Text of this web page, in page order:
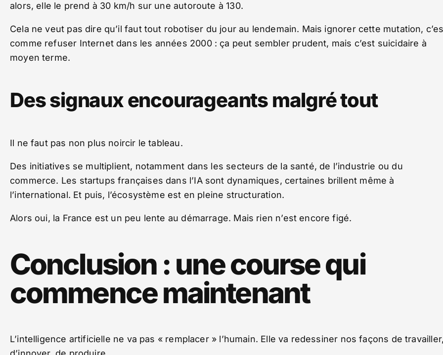
alors, elle le prend à 30 km/h sur une autoroute à 130.
Cela ne veut pas dire qu’il faut tout robotiser du jour au lendemain. Mais ignorer cette mutation,
comme refuser Internet dans les années 2000 : ça peut sembler prudent, mais c’est suicidaire à
moyen terme.
Des signaux encourageants malgré tout
Il ne faut pas non plus noircir le tableau.
Des initiatives se multiplient, notamment dans les secteurs de la santé, de l’industrie ou du
commerce. Les startups françaises dans l’IA sont dynamiques, certaines brillent même à
l’international. Et puis, l’écosystème est en pleine structuration.
Alors oui, la France est un peu lente au démarrage. Mais rien n’est encore figé.
Conclusion : une course qui
commence maintenant
L’intelligence artificielle ne va pas « remplacer » l’humain. Elle va redessiner nos façons de